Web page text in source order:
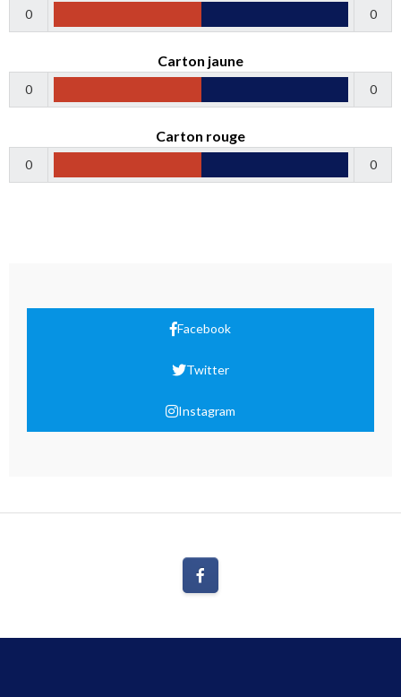
0 0
Carton jaune
0 0
Carton rouge
0 0
Facebook
Twitter
Instagram